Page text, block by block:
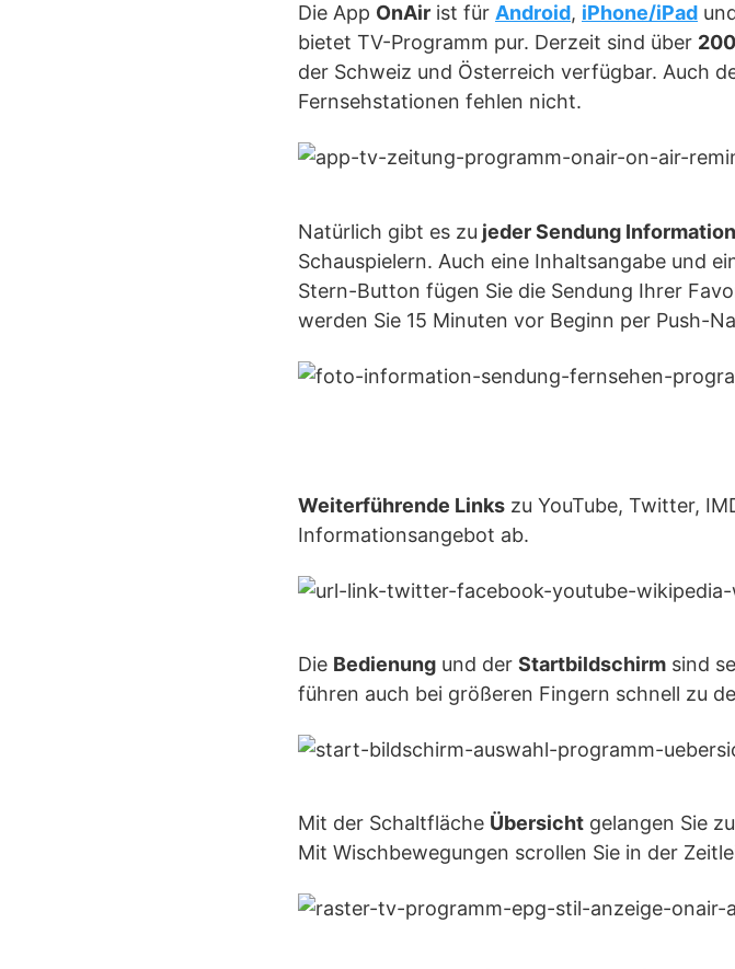
Die App OnAir ist für Android, iPhone/iPad
bietet TV-Programm pur. Derzeit sind über
der Schweiz und Österreich verfügbar. Auch
Fernsehstationen fehlen nicht.
Natürlich gibt es zu jeder Sendung
Schauspielern. Auch eine Inhaltsangabe und
Stern-Button fügen Sie die Sendung Ihrer
werden Sie 15 Minuten vor Beginn per Push-
Weiterführende Links zu YouTube, Twitter,
Informationsangebot ab.
Die Bedienung und der Startbildschirm sind
führen auch bei größeren Fingern schnell zu
Mit der Schaltfläche Übersicht gelangen Sie
Mit Wischbewegungen scrollen Sie in der